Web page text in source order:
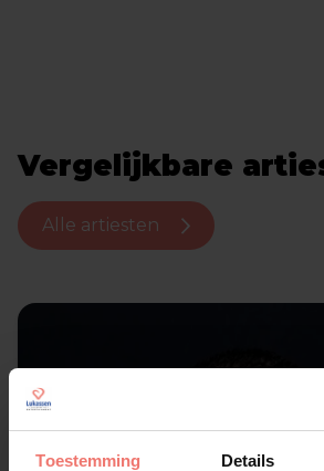
Toestemming Details
Vergelijkbare
Alle artiesten